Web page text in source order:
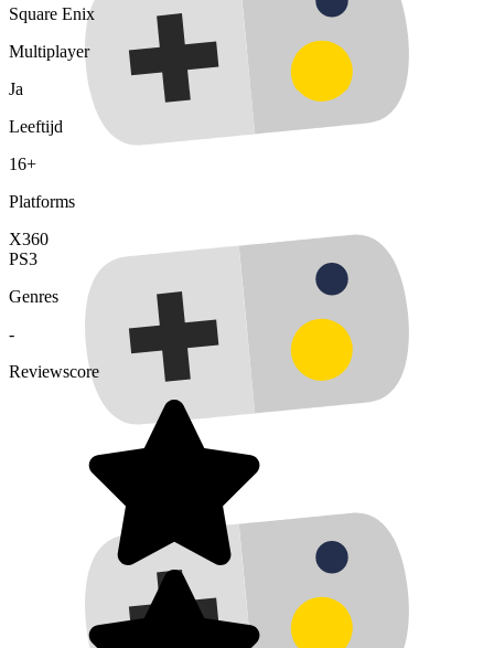
Square Enix
Multiplayer
Ja
Leeftijd
16+
Platforms
X360
PS3
Genres
-
Reviewscore